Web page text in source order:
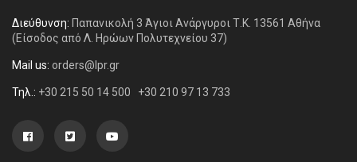
Διεύθυνση: Παπανικολή 3 Άγιοι Ανάργυροι Τ.Κ. 13561 Αθήνα
(Είσοδος από Λ. Ηρώων Πολυτεχνείου 37)
Mail us: orders@lpr.gr
Τηλ.: +30 215 50 14 500 +30 210 97 13 733